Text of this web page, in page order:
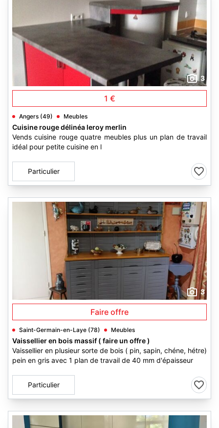
3
1 €
Angers (49) Meubles
Cuisine rouge délinéa leroy merlin
Vends cuisine rouge quatre meubles plus un plan de travail
idéal pour petite cuisine en l
Particulier
3
Faire offre
Saint-Germain-en-Laye (78) Meubles
Vaissellier en bois massif ( faire un offre )
Vaissellier en plusieur sorte de bois ( pin, sapin, chéne, hétre)
pein en gris avec 1 plan de travail de 40 mm d'épaisseur
Particulier